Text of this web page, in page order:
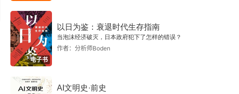
电子书
以日为鉴：衰退时代生存指南
当泡沫经济破灭，日本政府犯下了怎样的错误？
作者：分析师Boden
AI文明史·前史